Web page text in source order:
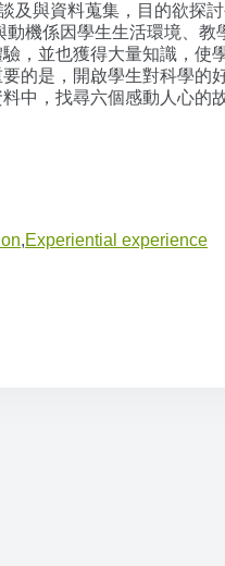
及與資料蒐集，目的欲探
機係因學生生活環境、教
，並也獲得大量知識，使
的是，開啟學生對科學的
中，找尋六個感動人心的
,Experiential experience